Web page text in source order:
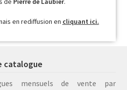
en rediffusion en cliquant ici.
catalogue
mensuels de vente par